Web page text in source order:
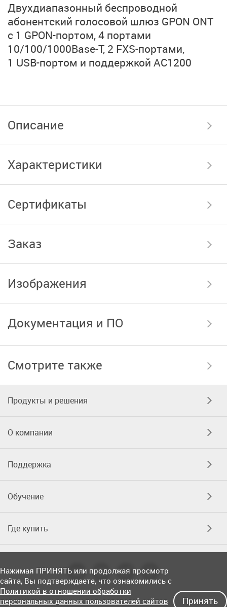
Двухдиапазонный беспроводной
абонентский голосовой шлюз GPON ONT
с 1 GPON-портом, 4 портами
10/100/1000Base-T, 2 FXS-портами,
1 USB-портом и поддержкой AC1200
Описание
Характеристики
Сертификаты
Заказ
Изображения
Документация и ПО
Смотрите также
Продукты и решения
О компании
Поддержка
Обучение
Где купить
Нажимая ПРИНЯТЬ или продолжая просмотр
сайта, Вы подтверждаете, что ознакомились с
Политикой в отношении обработки
персональных данных пользователей сайтов
Принять